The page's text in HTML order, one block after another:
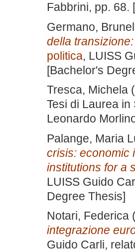
Fabbrini, pp. 68.
Germano,
della
politica, LUISS
[Bachelor's
Tresca, Michela
Tesi di Laurea in
Leonardo
Palange, Maria
crisis: economic
institutions for a
LUISS Guido
Degree Thesis]
Notari, Federica
integrazione
Guido Carli,